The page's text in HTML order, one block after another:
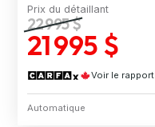
Prix du détaillant
22 995 $
21 995 $
Voir le rapport
Automatique